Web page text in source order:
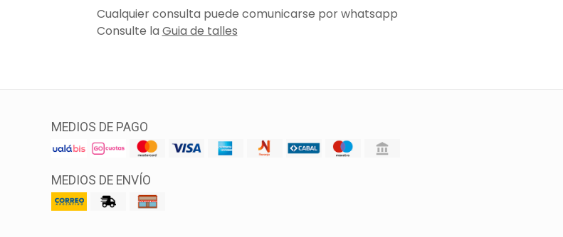
Cualquier consulta puede comunicarse por whatsapp
Consulte la Guia de talles
MEDIOS DE PAGO
MEDIOS DE ENVÍO